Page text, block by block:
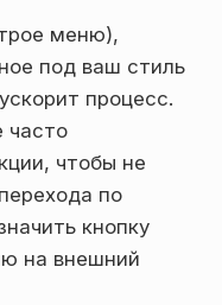
меню),
под ваш стиль
процесс.
часто
чтобы не
по
кнопку
на внешний